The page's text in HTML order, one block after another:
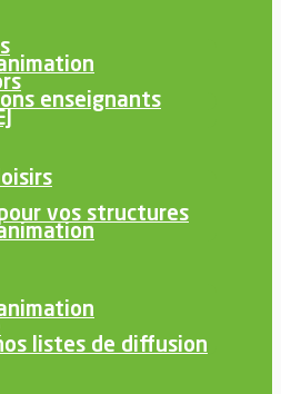
enseignants
vos structures
listes de diffusion